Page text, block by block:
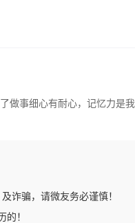
事细心有耐心，记忆力是
诈骗，请微友务必谨慎！
的！